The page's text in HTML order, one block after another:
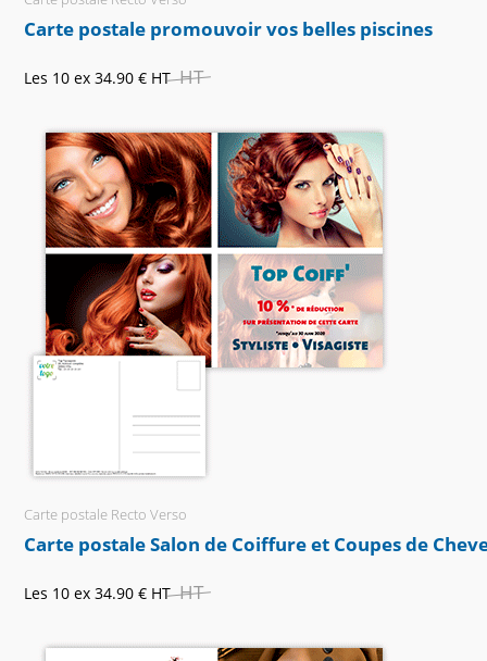
Carte postale promouvoir vos belles piscines
Les 10 ex 34.90 € HT HT
Carte postale Recto Verso
Carte postale Salon de Coiffure et Coupes de
Les 10 ex 34.90 € HT HT